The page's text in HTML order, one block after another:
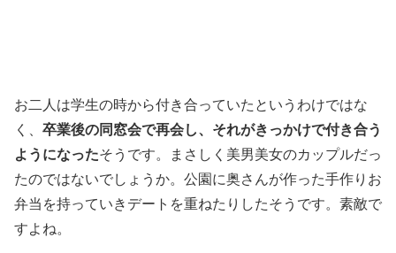
お二人は学生の時から付き合っていたというわけではな
く、 卒業後の同窓会で再会し、それがきっかけで付き合う
ようになったそうです。まさしく美男美女のカップルだっ
たのではないでしょうか。公園に奥さんが作った手作りお
弁当を持っていきデートを重ねたりしたそうです。素敵で
すよね。